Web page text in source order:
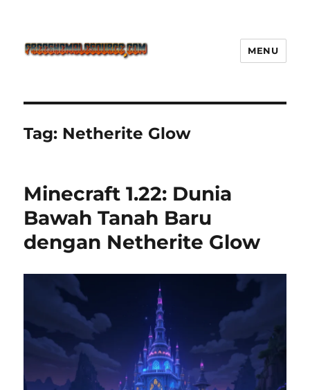
Defense Main Game Ini Pasti
Ketagihan!
MENU
Tag: Netherite Glow
Minecraft 1.22: Dunia
Bawah Tanah Baru
dengan Netherite Glow